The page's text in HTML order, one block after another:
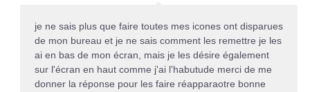
je ne sais plus que faire toutes mes icones ont disparues
de mon bureau et je ne sais comment les remettre je les
ai en bas de mon écran, mais je les désire également
sur l'écran en haut comme j'ai l'habutude merci de me
donner la réponse pour les faire réapparaotre bonne